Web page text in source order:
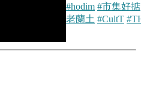
#hodim #市集好掂
老蘭土 #CultT